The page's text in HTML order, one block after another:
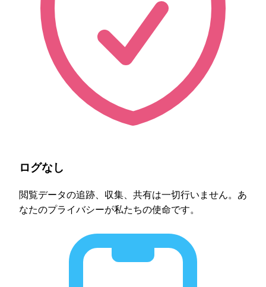
ログなし
閲覧データの追跡、収集、共有は一切行いません。あ
なたのプライバシーが私たちの使命です。